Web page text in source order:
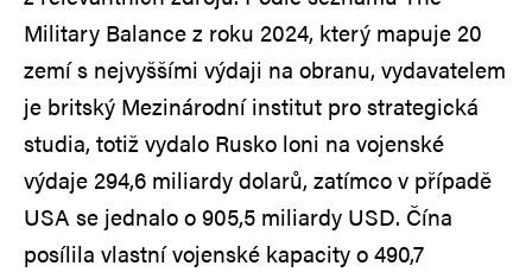
Military Balance z roku 2024, který mapuje 20
zemí s nejvyššími výdaji na obranu, vydavatelem
je britský Mezinárodní institut pro strategická
studia, totiž vydalo Rusko loni na vojenské
výdaje 294,6 miliardy dolarů, zatímco v případě
USA se jednalo o 905,5 miliardy USD. Čína
posílila vlastní vojenské kapacity o 490,7